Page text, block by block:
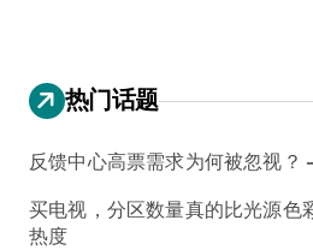
热门话题
反馈中心高票需求为何被忽视？
买电视，分区数量真的比光源色
热度